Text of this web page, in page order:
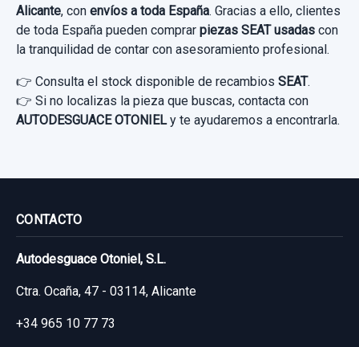
Alicante, con envíos a toda España. Gracias a ello, clientes
de toda España pueden comprar piezas SEAT usadas con
la tranquilidad de contar con asesoramiento profesional.
👉 Consulta el stock disponible de recambios SEAT.
👉 Si no localizas la pieza que buscas, contacta con
AUTODESGUACE OTONIELy te ayudaremos a encontrarla.
CONTACTO
Autodesguace Otoniel, S.L.
Ctra. Ocaña, 47 - 03114, Alicante
+34 965 10 77 73